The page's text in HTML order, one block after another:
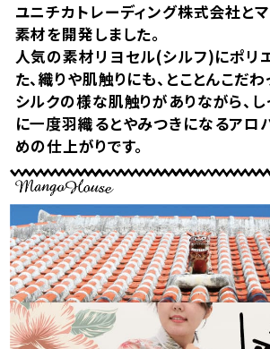
ユニチカトレーディング株式会社と
素材を開発しました。
人気の素材リヨセル(シルフ)にポリ
た、織りや肌触りにも、とことんこだ
シルクの様な肌触りがありながら、
に一度羽織るとやみつきになるアロ
めの仕上がりです。